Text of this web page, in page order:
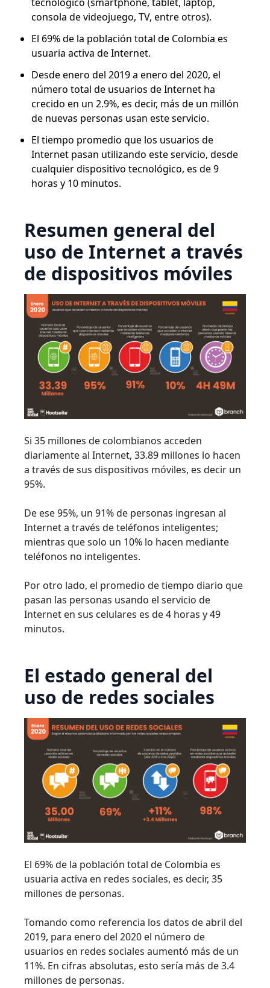
consola de videojuego, TV, entre otros).
El 69% de la población total de Colombia es
usuaria activa de Internet.
Desde enero del 2019 a enero del 2020, el
número total de usuarios de Internet ha
crecido en un 2.9%, es decir, más de un millón
de nuevas personas usan este servicio.
El tiempo promedio que los usuarios de
Internet pasan utilizando este servicio, desde
cualquier dispositivo tecnológico, es de 9
horas y 10 minutos.
Resumen general del
uso de Internet a través
de dispositivos móviles
Si 35 millones de colombianos acceden
diariamente al Internet, 33.89 millones lo hacen
a través de sus dispositivos móviles, es decir un
95%.
De ese 95%, un 91% de personas ingresan al
Internet a través de teléfonos inteligentes;
mientras que solo un 10% lo hacen mediante
teléfonos no inteligentes.
Por otro lado, el promedio de tiempo diario que
pasan las personas usando el servicio de
Internet en sus celulares es de 4 horas y 49
minutos.
El estado general del
uso de redes sociales
El 69% de la población total de Colombia es
usuaria activa en redes sociales, es decir, 35
millones de personas.
Tomando como referencia los datos de abril del
2019, para enero del 2020 el número de
usuarios en redes sociales aumentó más de un
11%. En cifras absolutas, esto sería más de 3.4
millones de personas.